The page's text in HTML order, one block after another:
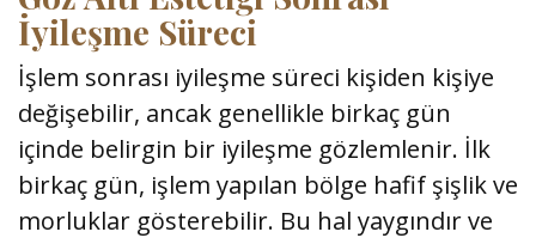
İyileşme Süreci
İşlem sonrası iyileşme süreci kişiden kişiye
değişebilir, ancak genellikle birkaç gün
içinde belirgin bir iyileşme gözlemlenir. İlk
birkaç gün, işlem yapılan bölge hafif şişlik ve
morluklar gösterebilir. Bu hal yaygındır ve